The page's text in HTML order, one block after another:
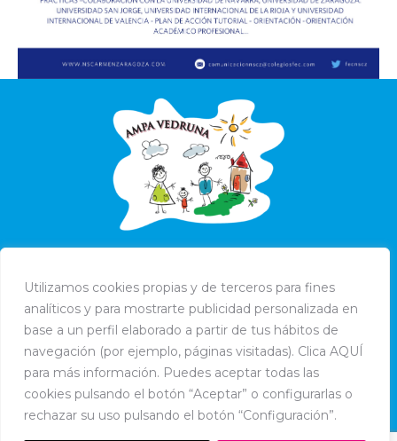
Utilizamos cookies propias y de terceros para fines
analíticos y para mostrarte publicidad personalizada en
base a un perfil elaborado a partir de tus hábitos de
navegación (por ejemplo, páginas visitadas). Clica AQUÍ
para más información. Puedes aceptar todas las
cookies pulsando el botón “Aceptar” o configurarlas o
rechazar su uso pulsando el botón “Configuración”.